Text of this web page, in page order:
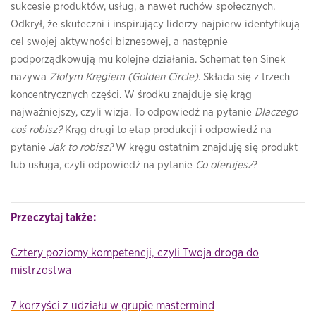
sukcesie produktów, usług, a nawet ruchów społecznych.
Odkrył, że skuteczni i inspirujący liderzy najpierw identyfikują
cel swojej aktywności biznesowej, a następnie
podporządkowują mu kolejne działania. Schemat ten Sinek
nazywa Złotym Kręgiem (Golden Circle). Składa się z trzech
koncentrycznych części. W środku znajduje się krąg
najważniejszy, czyli wizja. To odpowiedź na pytanie Dlaczego
coś robisz?Krąg drugi to etap produkcji i odpowiedź na
pytanie Jak to robisz?W kręgu ostatnim znajduję się produkt
lub usługa, czyli odpowiedź na pytanie Co oferujesz?
Przeczytaj także:
Cztery poziomy kompetencji, czyli Twoja droga do
mistrzostwa
7 korzyści z udziału w grupie mastermind